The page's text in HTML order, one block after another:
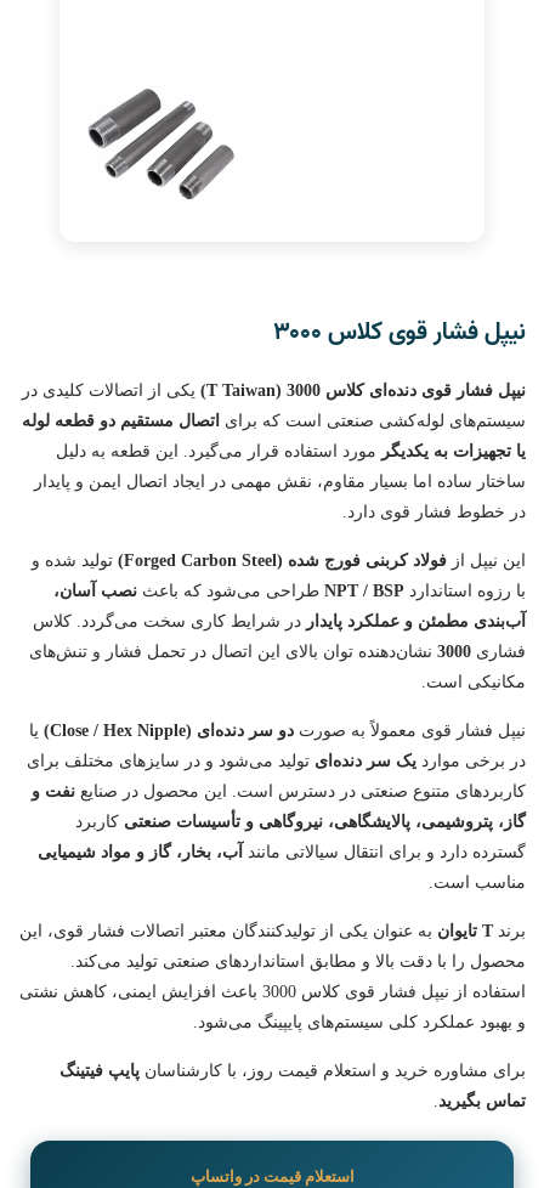
نیپل فشار قوی کلاس ۳۰۰۰
نیپل فشار قوی دنده‌ای کلاس 3000 (T Taiwan)
یکی از اتصالات کلیدی در
سیستم‌های لوله‌کشی صنعتی است که برای اتصال مستقیم دو قطعه لوله
یا تجهیزات به یکدیگر مورد استفاده قرار می‌گیرد. این قطعه به دلیل
ساختار ساده اما بسیار مقاوم، نقش مهمی در ایجاد اتصال ایمن و پایدار
در خطوط فشار قوی دارد.
این نیپل از فولاد کربنی فورج شده (Forged Carbon Steel)
تولید شده و
با رزوه استاندارد NPT / BSP طراحی می‌شود که باعث نصب آسان،
آب‌بندی مطمئن و عملکرد پایدار در شرایط کاری سخت می‌گردد. کلاس
فشاری 3000 نشان‌دهنده توان بالای این اتصال در تحمل فشار و تنش‌های
مکانیکی است.
نیپل فشار قوی معمولاً به صورت دو سر دنده‌ای (Close / Hex Nipple)
یا
در برخی موارد یک سر دنده‌ای تولید می‌شود و در سایزهای مختلف برای
کاربردهای متنوع صنعتی در دسترس است. این محصول در صنایع نفت و
گاز، پتروشیمی، پالایشگاهی، نیروگاهی و تأسیسات صنعتی کاربرد
گسترده دارد و برای انتقال سیالاتی مانند آب، بخار، گاز و مواد شیمیایی
مناسب است.
برندT تایوان
به عنوان یکی از تولیدکنندگان معتبر اتصالات فشار قوی، این
محصول را با دقت بالا و مطابق استانداردهای صنعتی تولید می‌کند.
استفاده از نیپل فشار قوی کلاس 3000 باعث افزایش ایمنی، کاهش نشتی
و بهبود عملکرد کلی سیستم‌های پایپینگ می‌شود.
برای مشاوره خرید و استعلام قیمت روز، با کارشناسان پایپ فیتینگ
تماس بگیرید.
استعلام قیمت در واتساپ